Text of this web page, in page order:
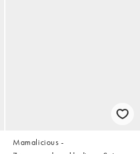
Mamalicious -